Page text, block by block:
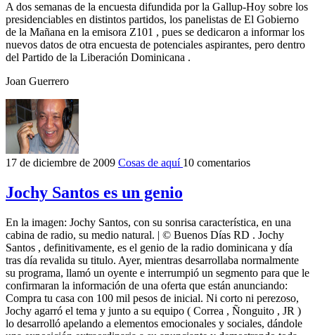
A dos semanas de la encuesta difundida por la Gallup-Hoy sobre los
presidenciables en distintos partidos, los panelistas de El Gobierno
de la Mañana en la emisora Z101 , pues se dedicaron a informar los
nuevos datos de otra encuesta de potenciales aspirantes, pero dentro
del Partido de la Liberación Dominicana .
Joan Guerrero
17 de diciembre de 2009 Cosas de aquí 10 comentarios
Jochy Santos es un genio
En la imagen: Jochy Santos, con su sonrisa característica, en una
cabina de radio, su medio natural. | © Buenos Días RD . Jochy
Santos , definitivamente, es el genio de la radio dominicana y día
tras día revalida su titulo. Ayer, mientras desarrollaba normalmente
su programa, llamó un oyente e interrumpió un segmento para que le
confirmaran la información de una oferta que están anunciando:
Compra tu casa con 100 mil pesos de inicial. Ni corto ni perezoso,
Jochy agarró el tema y junto a su equipo ( Correa , Ñonguito , JR )
lo desarrolló apelando a elementos emocionales y sociales, dándole